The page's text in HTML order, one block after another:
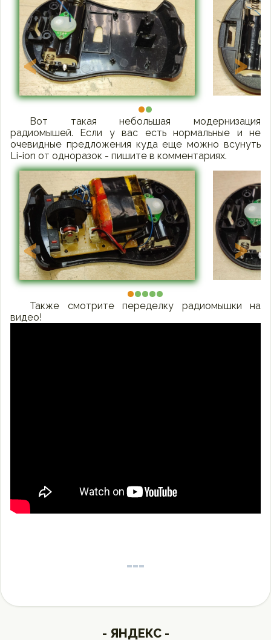
>
<
Вот такая небольшая модернизация
радиомышей. Если у вас есть нормальные и не
очевидные предложения куда еще можно всунуть
Li-ion от одноразок - пишите в комментариях.
>
<
Также смотрите переделку радиомышки на
видео!
- ЯНДЕКС -